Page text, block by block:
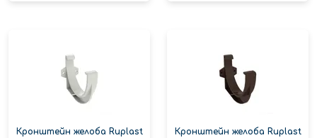
Кронштейн желоба Ruplast
Кронштейн желоба Ruplast